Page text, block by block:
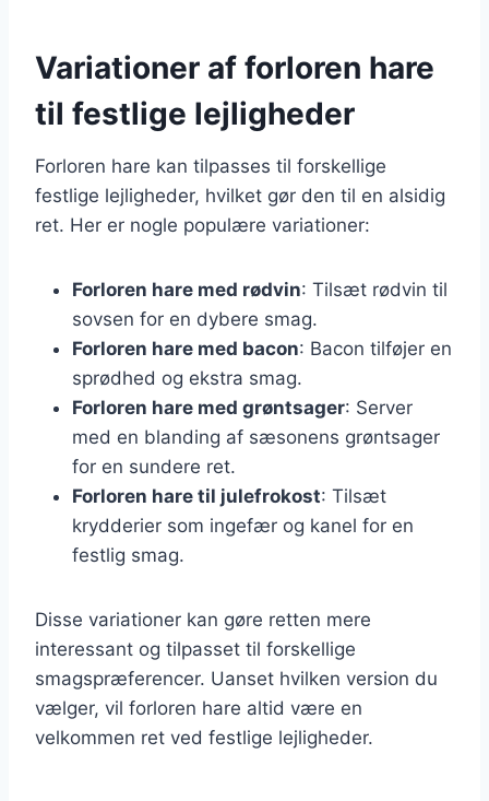
Variationer af forloren hare
til festlige lejligheder
Forloren hare kan tilpasses til forskellige
festlige lejligheder, hvilket gør den til en alsidig
ret. Her er nogle populære variationer:
Forloren hare med rødvin: Tilsæt rødvin til
sovsen for en dybere smag.
Forloren hare med bacon: Bacon tilføjer en
sprødhed og ekstra smag.
Forloren hare med grøntsager: Server
med en blanding af sæsonens grøntsager
for en sundere ret.
Forloren hare til julefrokost: Tilsæt
krydderier som ingefær og kanel for en
festlig smag.
Disse variationer kan gøre retten mere
interessant og tilpasset til forskellige
smagspræferencer. Uanset hvilken version du
vælger, vil forloren hare altid være en
velkommen ret ved festlige lejligheder.